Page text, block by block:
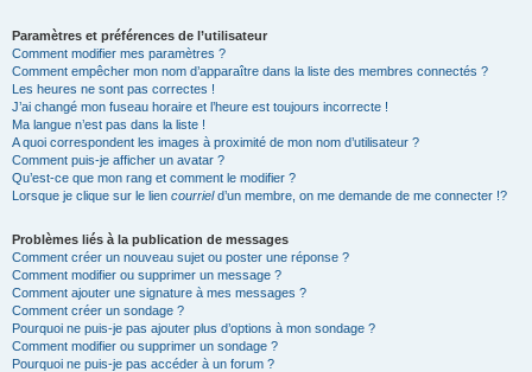
Paramètres et préférences de l’utilisateur
Comment modifier mes paramètres ?
Comment empêcher mon nom d’apparaître dans la liste des membres connectés ?
Les heures ne sont pas correctes !
J’ai changé mon fuseau horaire et l’heure est toujours incorrecte !
Ma langue n’est pas dans la liste !
A quoi correspondent les images à proximité de mon nom d’utilisateur ?
Comment puis-je afficher un avatar ?
Qu’est-ce que mon rang et comment le modifier ?
Lorsque je clique sur le lien courrield’un membre, on me demande de me connecter !?
Problèmes liés à la publication de messages
Comment créer un nouveau sujet ou poster une réponse ?
Comment modifier ou supprimer un message ?
Comment ajouter une signature à mes messages ?
Comment créer un sondage ?
Pourquoi ne puis-je pas ajouter plus d’options à mon sondage ?
Comment modifier ou supprimer un sondage ?
Pourquoi ne puis-je pas accéder à un forum ?